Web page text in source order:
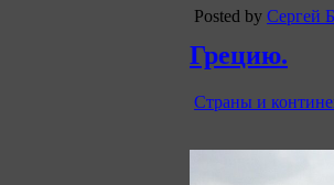
Posted by Сергей
Грецию.
Страны и